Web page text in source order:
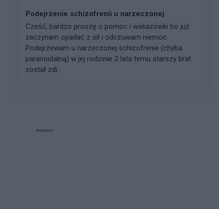
Podejrzenie schizofrenii u narzeczonej
Cześć, bardzo proszę o pomoc i wskazówki bo już
zaczynam opadać z sił i odczuwam niemoc.
Podejrzewam u narzeczonej schizofrenie (chyba
paranoidalną) w jej rodzinie 2 lata temu starszy brat
został zdi...
Reklama: